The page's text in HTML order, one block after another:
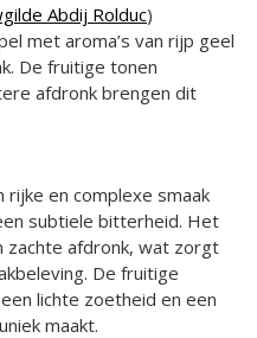
Abdij Rolduc)
met aroma’s van rijp geel
De fruitige tonen
afdronk brengen dit
en complexe smaak
subtiele bitterheid. Het
zachte afdronk, wat zorgt
De fruitige
lichte zoetheid en een
maakt.